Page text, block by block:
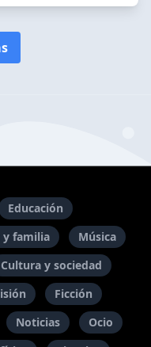
Educación
y familia
Música
Cultura y sociedad
Ficción
Noticias
Ocio